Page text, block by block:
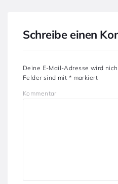
Schreibe einen
Deine E-Mail-Adresse wird
Felder sind mit * markiert
Kommentar